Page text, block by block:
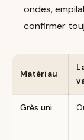
ondes,
confirmer
Matériau
Grès uni